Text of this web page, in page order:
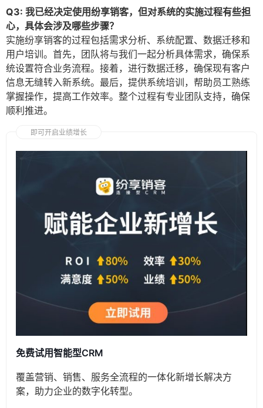
Q3: 我已经决定使用纷享销客，但对系统的实施过程有些担
心，具体会涉及哪些步骤？
实施纷享销客的过程包括需求分析、系统配置、数据迁移和
用户培训。首先，团队将与我们一起分析具体需求，确保系
统设置符合业务流程。接着，进行数据迁移，确保现有客户
信息无缝转入新系统。最后，提供系统培训，帮助员工熟练
掌握操作，提高工作效率。整个过程有专业团队支持，确保
顺利推进。
即可开启业绩增长
免费试用智能型CRM
覆盖营销、销售、服务全流程的一体化新增长解决方
案，助力企业的数字化转型。